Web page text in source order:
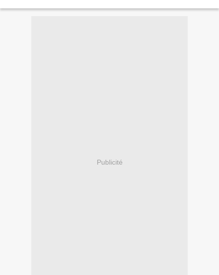
Publicité